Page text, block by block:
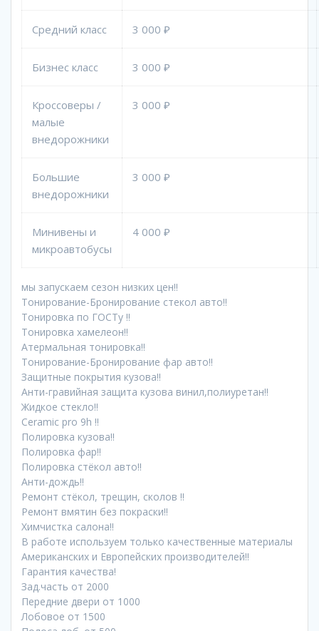
Средний класс 3 000 ₽
Бизнес класс 3 000 ₽
Кроссоверы /
малые
внедорожники
3 000 ₽
Большие
внедорожники
3 000 ₽
Минивены и
микроавтобусы
4 000 ₽
мы запускаем сезон низких цен!!
Тонирование-Бронирование стекол авто!!
Тонировка по ГОСТу !!
Тонировка хамелеон!!
Атермальная тонировка!!
Тонирование-Бронирование фар авто!!
Защитные покрытия кузова!!
Анти-гравийная защита кузова винил,полиуретан!!
Жидкое стекло!!
Ceramic pro 9h !!
Полировка кузова!!
Полировка фар!!
Полировка стёкол авто!!
Анти-дождь!!
Ремонт стёкол, трещин, сколов !!
Ремонт вмятин без покраски!!
Химчистка салона!!
В работе используем только качественные материалы
Американских и Европейских производителей!!
Гарантия качества!
Зад.часть от 2000
Передние двери от 1000
Лобовое от 1500